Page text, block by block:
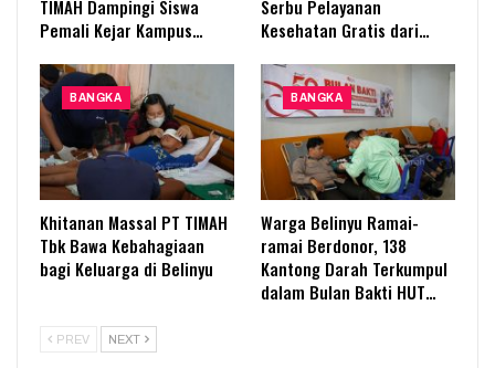
TIMAH Dampingi Siswa
Pemali Kejar Kampus…
Serbu Pelayanan
Kesehatan Gratis dari…
BANGKA
Khitanan Massal PT TIMAH
Tbk Bawa Kebahagiaan
bagi Keluarga di Belinyu
BANGKA
Warga Belinyu Ramai-
ramai Berdonor, 138
Kantong Darah Terkumpul
dalam Bulan Bakti HUT…
PREV NEXT